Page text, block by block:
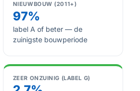
NIEUWBOUW (2011+)
97%
label A of beter — de
zuinigste bouwperiode
ZEER ONZUINIG (LABEL G)